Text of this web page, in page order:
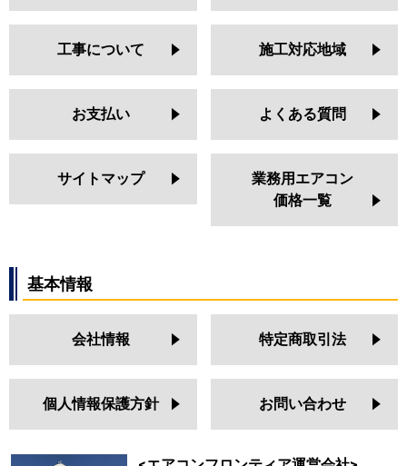
工事について 施工対応地域
お支払い よくある質問
サイトマップ
業務用エアコン
価格一覧
基本情報
会社情報 特定商取引法
個人情報保護方針 お問い合わせ